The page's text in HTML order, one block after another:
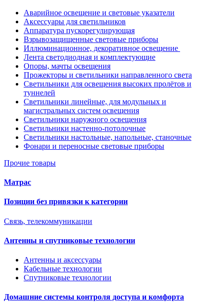
Аварийное освещение и световые указатели
Аксессуары для светильников
Аппаратура пускорегулирующая
Взрывозащищенные световые приборы
Иллюминационное, декоративное освещение
Лента светодиодная и комплектующие
Опоры, мачты освещения
Прожекторы и светильники направленного света
Светильники для освещения высоких пролётов и
туннелей
Светильники линейные, для модульных и
магистральных систем освещения
Светильники наружного освещения
Светильники настенно-потолочные
Светильники настольные, напольные, станочные
Фонари и переносные световые приборы
Прочие товары
Матрас
Позиции без привязки к категории
Связь, телекоммуникации
Антенны и спутниковые технологии
Антенны и аксессуары
Кабельные технологии
Спутниковые технологии
Домашние системы контроля доступа и комфорта